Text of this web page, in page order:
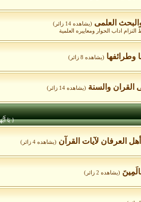
العلمى (يشاهده 14 زائر)
اداب الحوار ومعاييره العلمية
وطرائفها (يشاهده 8 زائر)
القران والسنة (يشاهده 14 زائر)
{ يَا
العرفان لآيات القرآن (يشاهده 4 زائر)
(يشاهده 2 زائر)